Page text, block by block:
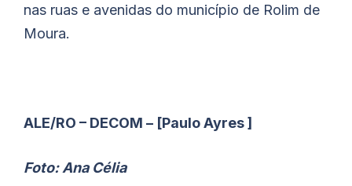
nas ruas e avenidas do município de Rolim de
Moura.
ALE/RO – DECOM – [Paulo Ayres ]
Foto: Ana Célia